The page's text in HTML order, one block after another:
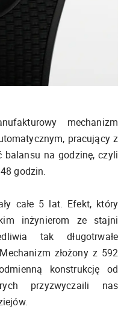
mechanizm
pracujący z
na godzinę, czyli
godzin.
całe 5 lat. Efekt, który
inżynierom ze stajni
tak długotrwałe
złożony z 592
konstrukcję od
przyzwyczaili nas